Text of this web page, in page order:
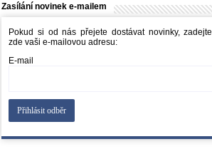
Zasílání novinek e-mailem
Pokud si od nás přejete dostávat novinky, zadejte
zde vaši e-mailovou adresu:
E-mail